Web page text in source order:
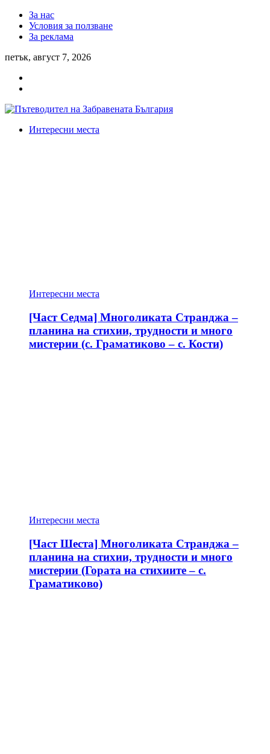
За нас
Условия за ползване
За реклама
петък, август 7, 2026
Интересни места
Интересни места
[Част Седма] Многоликата Странджа –
планина на стихии, трудности и много
мистерии (с. Граматиково – с. Кости)
Интересни места
[Част Шеста] Многоликата Странджа –
планина на стихии, трудности и много
мистерии (Гората на стихиите – с.
Граматиково)